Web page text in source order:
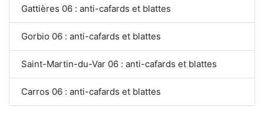
Gattières 06 : anti-cafards et blattes
Gorbio 06 : anti-cafards et blattes
Saint-Martin-du-Var 06 : anti-cafards et blattes
Carros 06 : anti-cafards et blattes